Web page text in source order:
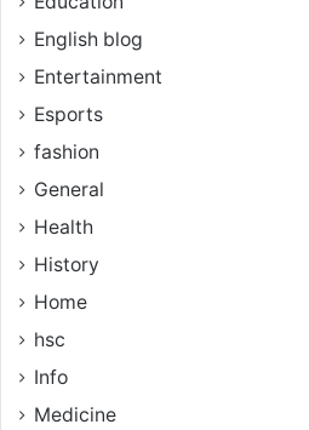
English blog
Entertainment
Esports
fashion
General
Health
History
Home
hsc
Info
Medicine